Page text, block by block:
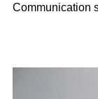
Communication